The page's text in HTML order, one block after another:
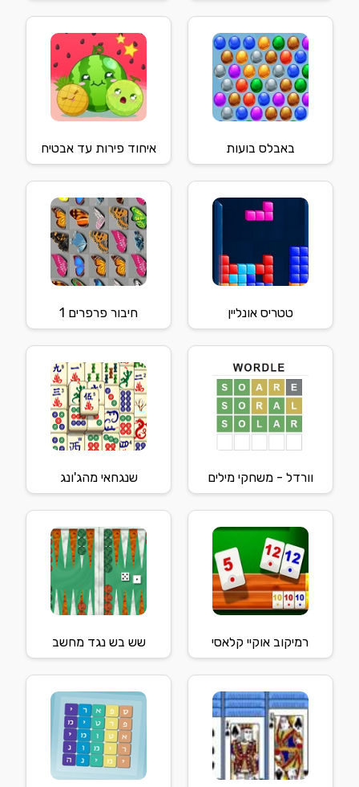
באבלס בועות איחוד פירות עד אבטיח
טטריס אונליין חיבור פרפרים 1
וורדל - משחקי מילים שנגחאי מהג'ונג
רמיקוב אוקיי קלאסי שש בש נגד מחשב